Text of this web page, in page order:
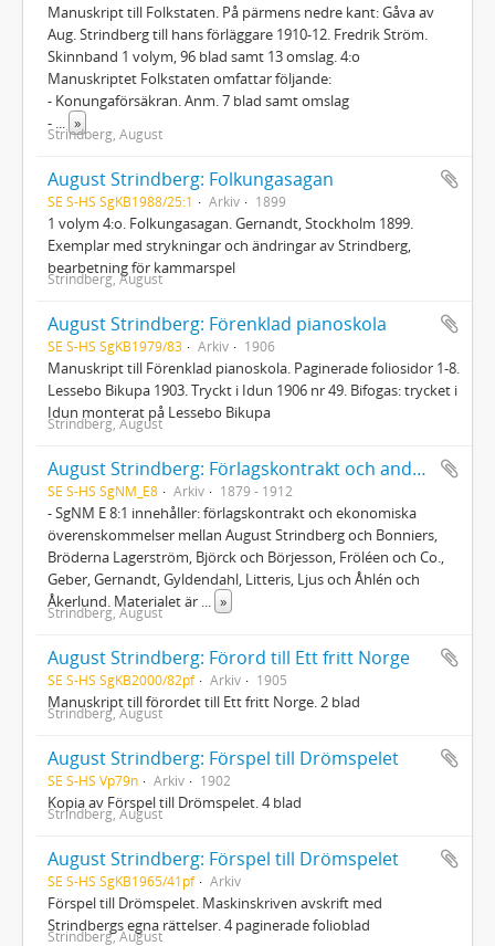
Manuskript till Folkstaten. På pärmens nedre kant: Gåva av
Aug. Strindberg till hans förläggare 1910-12. Fredrik Ström.
Skinnband 1 volym, 96 blad samt 13 omslag. 4:o
Manuskriptet Folkstaten omfattar följande:
- Konungaförsäkran. Anm. 7 blad samt omslag
-
»
Strindberg, August
August Strindberg: Folkungasagan
SE S-HS SgKB1988/25:1 Arkiv 1899
1 volym 4:o. Folkungasagan. Gernandt, Stockholm 1899.
Exemplar med strykningar och ändringar av Strindberg,
bearbetning för kammarspel
Strindberg, August
August Strindberg: Förenklad pianoskola
SE S-HS SgKB1979/83 Arkiv 1906
Manuskript till Förenklad pianoskola. Paginerade foliosidor 1-8.
Lessebo Bikupa 1903. Tryckt i Idun 1906 nr 49. Bifogas: trycket i
Idun monterat på Lessebo Bikupa
Strindberg, August
August Strindberg: Förlagskontrakt och andra ekonomica
SE S-HS SgNM_E8 Arkiv 1879 - 1912
- SgNM E 8:1 innehåller: förlagskontrakt och ekonomiska
överenskommelser mellan August Strindberg och Bonniers,
Bröderna Lagerström, Björck och Börjesson, Fröléen och Co.,
Geber, Gernandt, Gyldendahl, Litteris, Ljus och Åhlén och
Åkerlund. Materialet är
»
Strindberg, August
August Strindberg: Förord till Ett fritt Norge
SE S-HS SgKB2000/82pf Arkiv 1905
Manuskript till förordet till Ett fritt Norge. 2 blad
Strindberg, August
August Strindberg: Förspel till Drömspelet
SE S-HS Vp79n Arkiv 1902
Kopia av Förspel till Drömspelet. 4 blad
Strindberg, August
August Strindberg: Förspel till Drömspelet
SE S-HS SgKB1965/41pf Arkiv
Förspel till Drömspelet. Maskinskriven avskrift med
Strindbergs egna rättelser. 4 paginerade folioblad
Strindberg, August